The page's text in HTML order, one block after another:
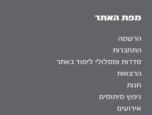
מפת האתר
הרשמה
התחברות
סדרות ומסלולי לימוד באתר
הרצאות
חנות
ניפוץ מיתוסים
אירועים